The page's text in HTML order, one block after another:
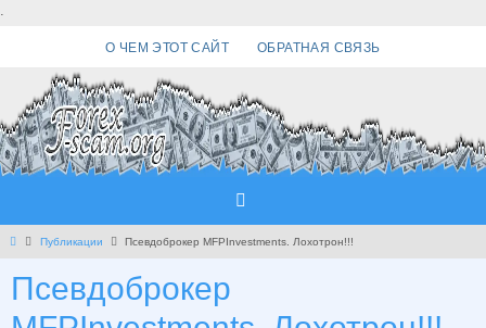
.
О ЧЕМ ЭТОТ САЙТ ОБРАТНАЯ СВЯЗЬ
Главная
Публикации Псевдоброкер MFPInvestments. Лохотрон!!!
Псевдоброкер